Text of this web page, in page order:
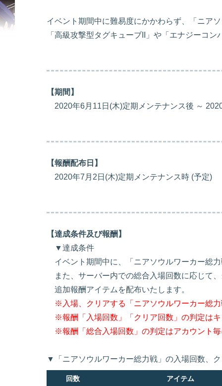
イベント期間中に難易度にかかわらず、「ニア
「高級攻撃型タグキューブII」や「エナジーコ
【期間】
2020年6月11日(木)定期メンテナンス後 ～
【報酬配布日】
2020年7月2日(木)定期メンテナンス時 (予定)
【達成条件及び報酬】
▼達成条件
イベント期間中に、「ニアソウルワーカー総
また、サーバー内での総合入場回数に応じて
追加報酬アイテムを配布いたします。
※入場、クリアする「ニアソウルワーカー総
※報酬「入場回数」「クリア回数」の判定は
※報酬「総合入場回数」の判定はアカウント毎
▼「ニアソウルワーカー総力戦」の入場回数、
回数 アイテム